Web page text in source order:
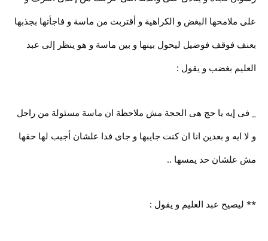
على ملامحها البغض و الكراهية و أقتربت من ماسة و فاجأتها بجذبها
بعنف فوقف فوضيل ليحول بينها و بين ماسة و هو ينظر إلى عبد
العليم بغضب و يقول :
_ فى إيه يا حج هى الحجة مش ملاحظة ان ماسة مسئولة من راجل
و لا ايه و بعدين انا ان كنت جايبها و جاى فدا علشان أجيب لها حقها
مش علشان حد يمسها ..
** ليصيح عبد العليم و يقول :